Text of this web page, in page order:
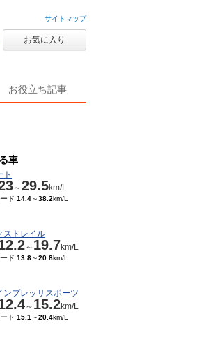
サイトマップ
お気に入り
お役立ち記事
車
ト
～29.5km/L
ド 14.4～38.2km/L
ストレイル
～ 19.7km/L
ド 13.8～20.8km/L
ンプレッサスポーツ
～ 15.2km/L
ド 15.1 ～20.4km/L